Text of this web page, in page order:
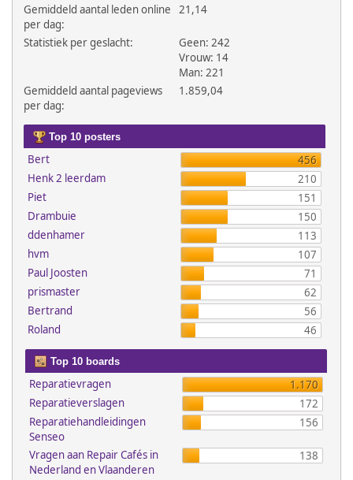
Gemiddeld aantal leden online
per dag:
21,14
Statistiek per geslacht:
Geen: 242
Vrouw: 14
Man: 221
Gemiddeld aantal pageviews
per dag:
1.859,04
Top 10 posters
Bert
456
Henk 2 leerdam
210
Piet
151
Drambuie
150
ddenhamer
113
hvm
107
Paul Joosten
71
prismaster
62
Bertrand
56
Roland
46
Top 10 boards
Reparatievragen
1.170
Reparatieverslagen
172
Reparatiehandleidingen
Senseo
156
Vragen aan Repair Cafés in
Nederland en Vlaanderen
138